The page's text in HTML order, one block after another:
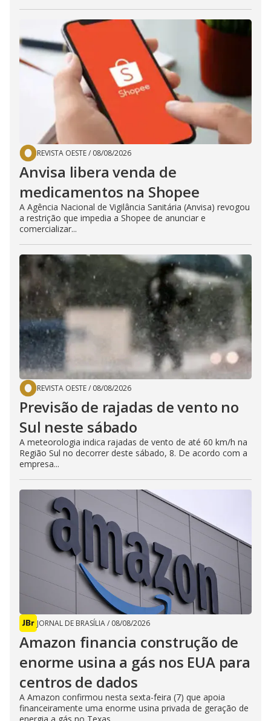
REVISTA OESTE/ 08/08/2026
Anvisa libera venda de
medicamentos na Shopee
A Agência Nacional de Vigilância Sanitária (Anvisa) revogou
a restrição que impedia a Shopee de anunciar e
comercializar...
REVISTA OESTE/ 08/08/2026
Previsão de rajadas de vento no
Sul neste sábado
A meteorologia indica rajadas de vento de até 60 km/h na
Região Sul no decorrer deste sábado, 8. De acordo com a
empresa...
JORNAL DE BRASÍLIA/ 08/08/2026
Amazon financia construção de
enorme usina a gás nos EUA para
centros de dados
A Amazon confirmou nesta sexta-feira (7) que apoia
financeiramente uma enorme usina privada de geração de